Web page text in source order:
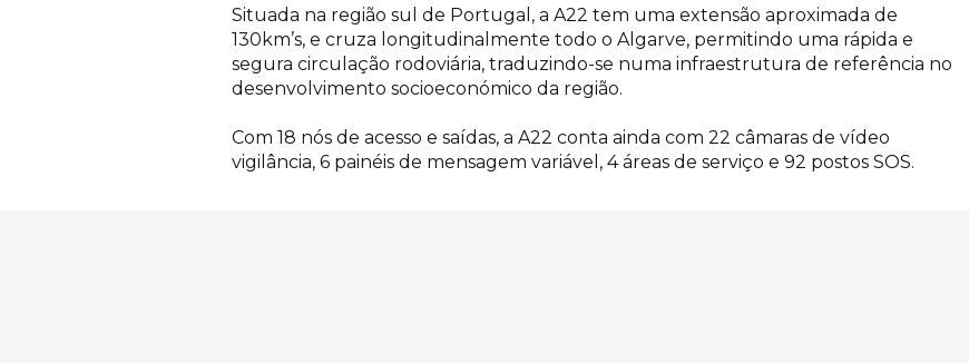
Situada na região sul de Portugal, a A22 tem uma extensão aproximada de
130km’s, e cruza longitudinalmente todo o Algarve, permitindo uma rápida e
segura circulação rodoviária, traduzindo-se numa infraestrutura de referência no
desenvolvimento socioeconómico da região.
Com 18 nós de acesso e saídas, a A22 conta ainda com 22 câmaras de vídeo
vigilância, 6 painéis de mensagem variável, 4 áreas de serviço e 92 postos SOS.